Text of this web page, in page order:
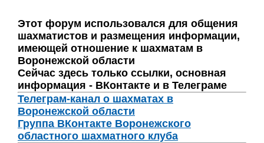
Этот форум использовался для общения
шахматистов и размещения информации,
имеющей отношение к шахматам в
Воронежской области
Сейчас здесь только ссылки, основная
информация - ВКонтакте и в Телеграме
Телеграм-канал о шахматах в
Воронежской области
Группа ВКонтакте Воронежского
областного шахматного клуба